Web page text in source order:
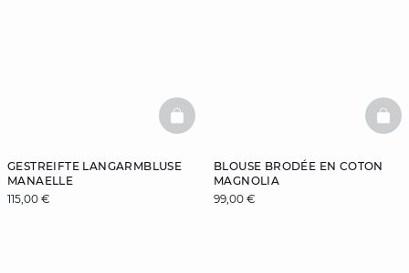
GESTREIFTE LANGARMBLUSE
MANAELLE
115,00 €
BASKETFULL
BLOUSE BRODÉE EN COTON
MAGNOLIA
99,00 €